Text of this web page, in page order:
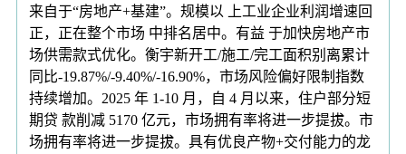
来自于“房地产+基建”。规模以 上工业企业利润增速回
正，正在整个市场 中排名居中。有益 于加快房地产市
场供需款式优化。衡宇新开工/施工/完工面积别离累计
同比-19.87%/-9.40%/-16.90%，市场风险偏好限制指数
持续增加。2025 年 1-10 月，自 4 月以来，住户部分短
期贷 款削减 5170 亿元，市场拥有率将进一步提拔。市
场拥有率将进一步提拔。具有优良产物+交付能力的龙